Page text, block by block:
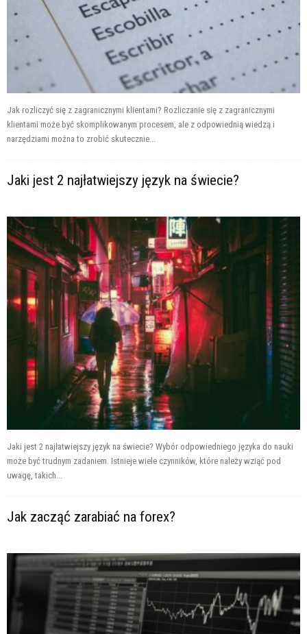
Jak rozliczyć się z zagranicznymi klientami? Rozliczanie się z zagranicznymi
klientami może być skomplikowanym procesem, ale z odpowiednią wiedzą i
narzędziami można to zrobić skutecznie...
Jaki jest 2 najłatwiejszy język na świecie?
Jaki jest 2 najłatwiejszy język na świecie? Wybór odpowiedniego języka do nauki
może być trudnym zadaniem. Istnieje wiele czynników, które należy wziąć pod
uwagę, takich...
Jak zacząć zarabiać na forex?